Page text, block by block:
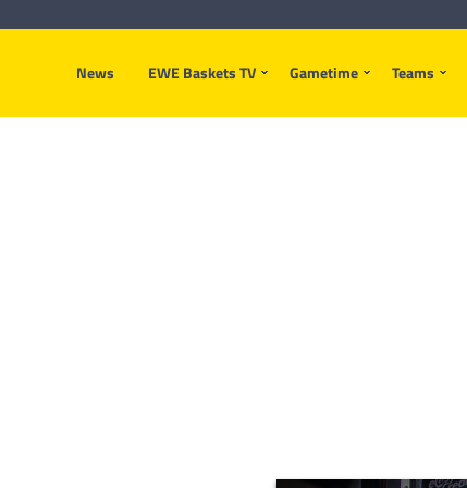
News EWE Baskets TV Gametime Teams